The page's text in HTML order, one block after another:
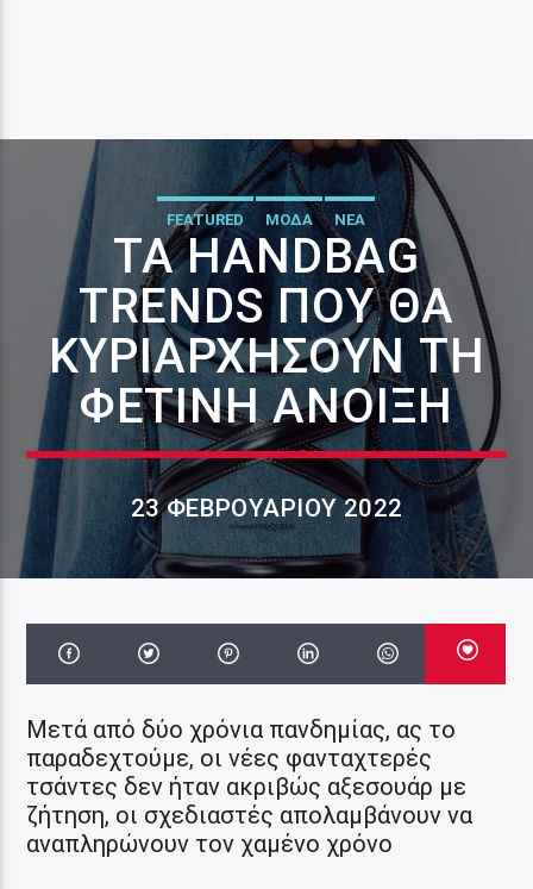
FEATURED ΜΟΔΑ ΝΕΑ
ΤΑ HANDBAG
TRENDS ΠΟΥ ΘΑ
ΚΥΡΙΑΡΧΉΣΟΥΝ ΤΗ
ΦΕΤΙΝΉ ΆΝΟΙΞΗ
23 ΦΕΒΡΟΥΑΡΊΟΥ 2022
Μετά από δύο χρόνια πανδημίας, ας το
παραδεχτούμε, οι νέες φανταχτερές
τσάντες δεν ήταν ακριβώς αξεσουάρ με
ζήτηση, οι σχεδιαστές απολαμβάνουν να
αναπληρώνουν τον χαμένο χρόνο